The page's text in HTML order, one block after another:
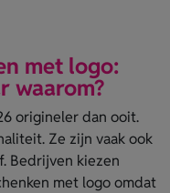
met logo:
waarom?
origineler dan ooit.
Ze zijn vaak ook
Bedrijven kiezen
met logo omdat